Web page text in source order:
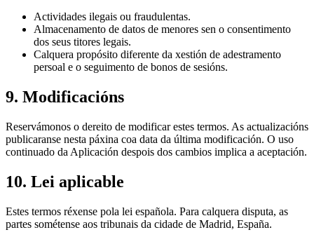
Actividades ilegais ou fraudulentas.
Almacenamento de datos de menores sen o consentimento
dos seus titores legais.
Calquera propósito diferente da xestión de adestramento
persoal e o seguimento de bonos de sesións.
9. Modificacións
Reservámonos o dereito de modificar estes termos. As actualizacións
publicaranse nesta páxina coa data da última modificación. O uso
continuado da Aplicación despois dos cambios implica a aceptación.
10. Lei aplicable
Estes termos réxense pola lei española. Para calquera disputa, as
partes sométense aos tribunais da cidade de Madrid, España.